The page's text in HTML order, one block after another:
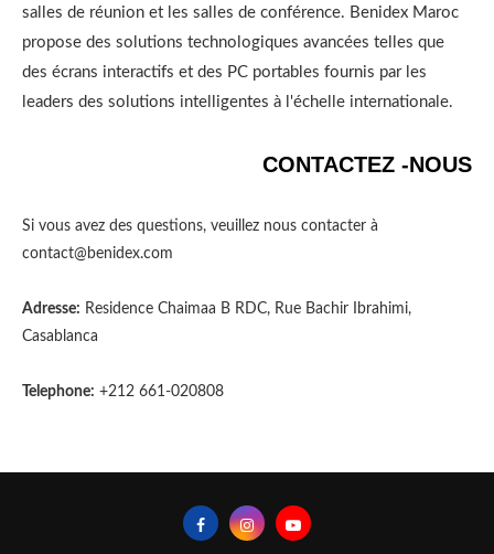
salles de réunion et les salles de conférence. Benidex Maroc
propose des solutions technologiques avancées telles que
des écrans interactifs et des PC portables fournis par les
leaders des solutions intelligentes à l'échelle internationale.
CONTACTEZ -NOUS
Si vous avez des questions, veuillez nous contacter à
contact@benidex.com
Adresse: Residence Chaimaa B RDC, Rue Bachir Ibrahimi,
Casablanca
Telephone: +212 661-020808